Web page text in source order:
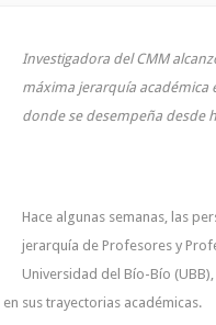
Investigadora del CMM
máxima jerarquía académica
donde se desempeña desde
Hace algunas semanas, las
jerarquía de Profesores y
Universidad del Bío-Bío
sus trayectorias académicas.